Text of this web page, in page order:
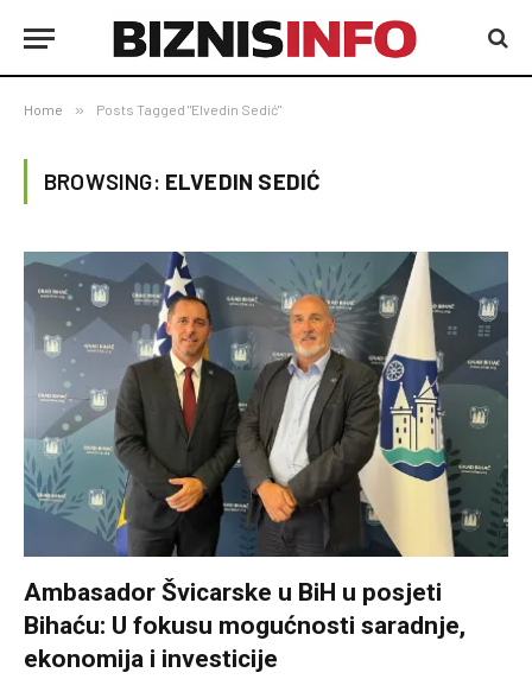
Home » Posts Tagged "Elvedin Sedić"
BROWSING: ELVEDIN SEDIĆ
Ambasador Švicarske u BiH u posjeti
Bihaću: U fokusu mogućnosti saradnje,
ekonomija i investicije